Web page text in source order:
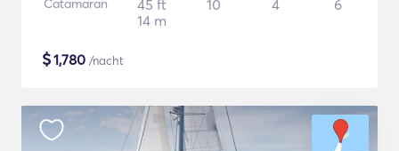
Catamaran
45 ft
14 m
10 4 6
$1,780 /nacht